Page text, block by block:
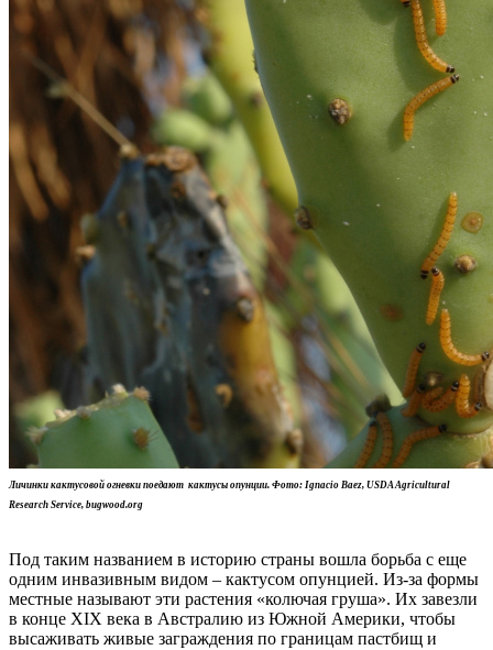
Личинки кактусовой огневки поедают кактусы опунции. Фото: Ignacio Baez, USDA Agricultural
Research Service, bugwood.org
Под таким названием в историю страны вошла борьба с еще
одним инвазивным видом – кактусом опунцией. Из-за формы
местные называют эти растения «колючая груша». Их завезли
в конце XIX века в Австралию из Южной Америки, чтобы
высаживать живые заграждения по границам пастбищ и